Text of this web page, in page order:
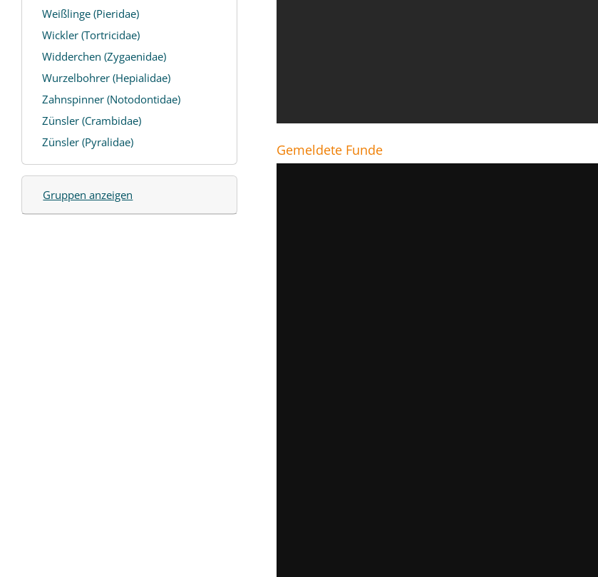
Gemeldete Funde
Weißlinge (Pieridae)
Wickler (Tortricidae)
Widderchen (Zygaenidae)
Wurzelbohrer (Hepialidae)
Zahnspinner (Notodontidae)
Zünsler (Crambidae)
Zünsler (Pyralidae)
Gruppen anzeigen